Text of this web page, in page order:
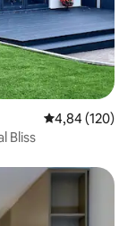
Évaluation
4,84 (120)
Bliss